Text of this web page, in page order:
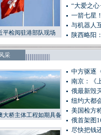
平检阅驻港部队现场
“大爱之
一箭七星
与机器人
陕西略阳
采
大桥主体工程如期具备
中方驱逐
南京：《
俄最新毁
纽约大都
美国检方
俄首架图
尽快把钱